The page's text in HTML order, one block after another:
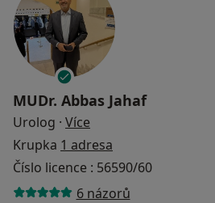
MUDr. Abbas Jahaf
Urolog · Více
Krupka 1 adresa
Číslo licence : 56590/60
6 názorů